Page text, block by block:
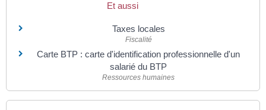
Et aussi
Taxes locales
Fiscalité
Carte BTP : carte d'identification professionnelle d'un
salarié du BTP
Ressources humaines